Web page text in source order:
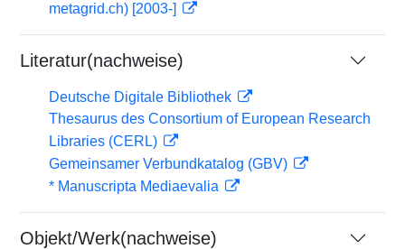
metagrid.ch) [2003-]
Literatur(nachweise)
Deutsche Digitale Bibliothek
Thesaurus des Consortium of European Research
Libraries (CERL)
Gemeinsamer Verbundkatalog (GBV)
* Manuscripta Mediaevalia
Objekt/Werk(nachweise)